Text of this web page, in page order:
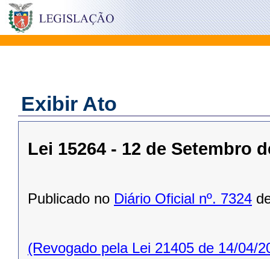
Exibir Ato
Lei 15264 - 12 de Setembro
Publicado no Diário Oficial nº. 7324
(Revogado pela Lei 21405 de 14/04/